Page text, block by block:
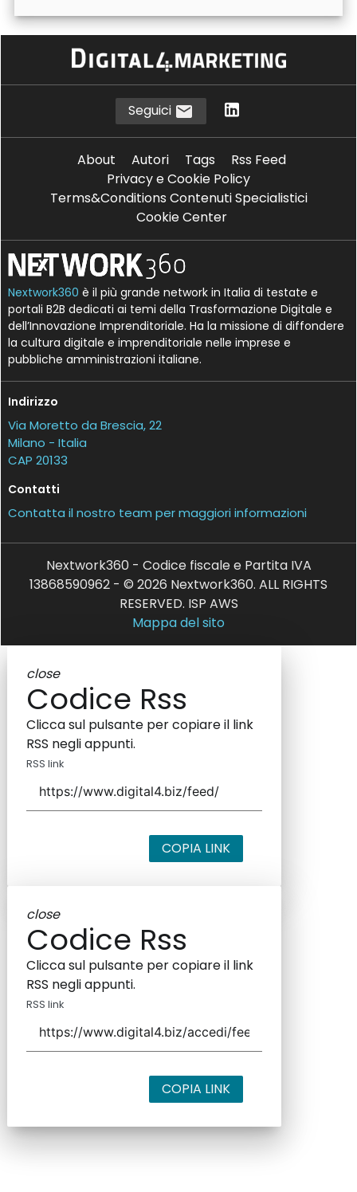
Seguici
About Autori Tags
Rss Feed
Privacy e Cookie Policy
Terms&Conditions Contenuti Specialistici
Cookie Center
Nextwork360 è il più grande network in Italia di testate e
portali B2B dedicati ai temi della Trasformazione Digitale e
dell’Innovazione Imprenditoriale. Ha la missione di diffondere
la cultura digitale e imprenditoriale nelle imprese e
pubbliche amministrazioni italiane.
Indirizzo
Via Moretto da Brescia, 22
Milano - Italia
CAP 20133
Contatti
Contatta il nostro team per maggiori informazioni
Nextwork360 - Codice fiscale e Partita IVA
13868590962 - © 2026 Nextwork360. ALL RIGHTS
RESERVED. ISP AWS
Mappa del sito
close
Codice Rss
Clicca sul pulsante per copiare il link
RSS negli appunti.
RSS link
COPIA LINK
close
Codice Rss
Clicca sul pulsante per copiare il link
RSS negli appunti.
RSS link
COPIA LINK